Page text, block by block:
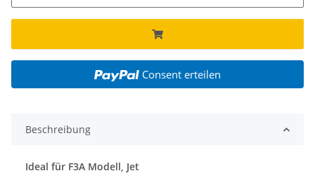
Consent erteilen
Beschreibung
Ideal für F3A Modell, Jet